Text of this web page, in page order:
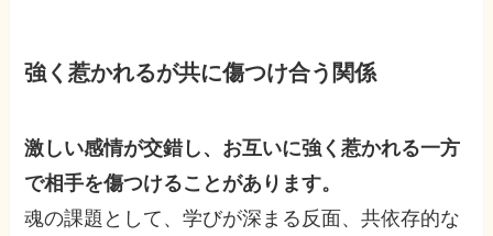
強く惹かれるが共に傷つけ合う関係
激しい感情が交錯し、お互いに強く惹かれる一方
で相手を傷つけることがあります。
魂の課題として、学びが深まる反面、共依存的な